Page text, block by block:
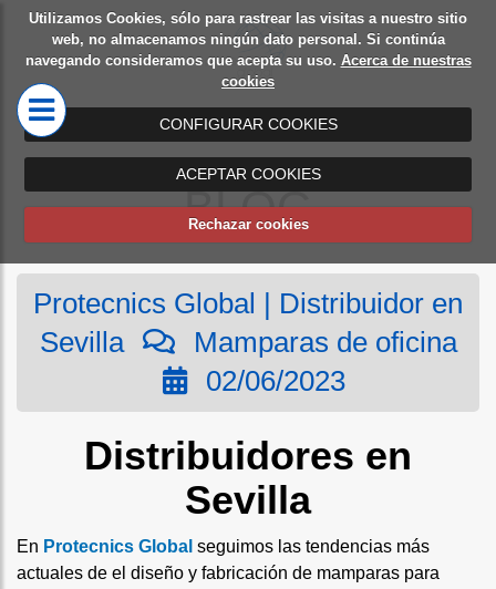
Utilizamos Cookies, sólo para rastrear las visitas a nuestro sitio
web, no almacenamos ningún dato personal. Si continúa
navegando consideramos que acepta su uso. Acerca de nuestras
cookies
CONFIGURAR COOKIES
ACEPTAR COOKIES
Rechazar cookies
Diseño
de
oficinas
Mamparas
de oficina
BLOG
Protecnics Global | Distribuidor en
Sevilla
Mamparas de oficina
02/06/2023
Distribuidores en
Sevilla
En Protecnics Global seguimos las tendencias más
actuales de el diseño y fabricación de mamparas para